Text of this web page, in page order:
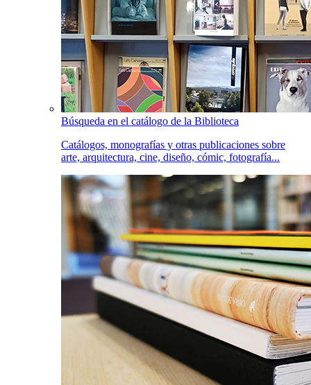
Búsqueda en el catálogo de la Biblioteca
Catálogos, monografías y otras publicaciones sobre
arte, arquitectura, cine, diseño, cómic, fotografía...